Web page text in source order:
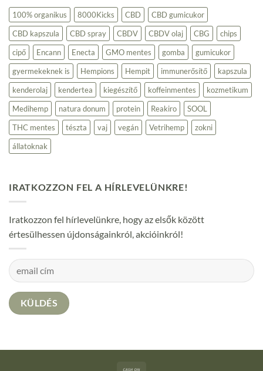
választás
a
környezettudatos
fogyasztóknak
bejegyzéshez
100% organikus 8000Kicks CBD
CBD gumicukor
CBD kapszula
CBD spray CBDV CBDV olaj CBG
chips
cipő
Encann Enecta GMO mentes gomba
gumicukor
gyermekeknek is
Hempions Hempit immunerősítő
kapszula
kenderolaj
kendertea kiegészítő koffeinmentes
kozmetikum
Medihemp
natura donum protein Reakiro
SOOL
THC mentes
tészta vaj vegán Vetrihemp
zokni
állatoknak
IRATKOZZON FEL A HÍRLEVELÜNKRE!
Iratkozzon fel hírlevelünkre, hogy az elsők között
értesülhessen újdonságainkról, akcióinkról!